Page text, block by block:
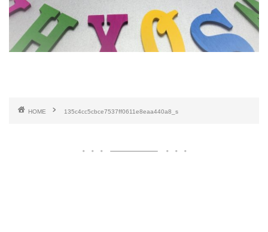
HOME 135c4cc5cbce7537ff0611e8eaa440a8_s